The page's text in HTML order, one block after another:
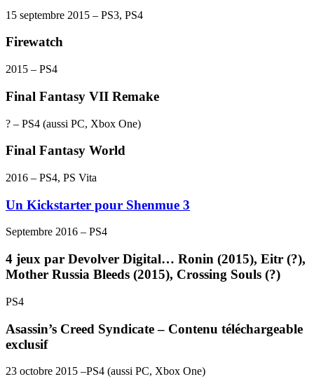
15 septembre 2015 – PS3, PS4
Firewatch
2015 – PS4
Final Fantasy VII Remake
? – PS4 (aussi PC, Xbox One)
Final Fantasy World
2016 – PS4, PS Vita
Un Kickstarter pour Shenmue 3
Septembre 2016 – PS4
4 jeux par Devolver Digital… Ronin (2015), Eitr (?),
Mother Russia Bleeds (2015), Crossing Souls (?)
PS4
Asassin’s Creed Syndicate – Contenu téléchargeable
exclusif
23 octobre 2015 –PS4 (aussi PC, Xbox One)